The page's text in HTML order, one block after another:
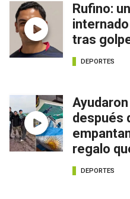
Rufino:
tras
DEPORTES
después
regalo
DEPORTES